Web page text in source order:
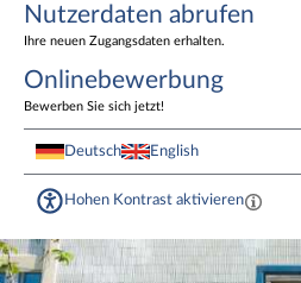
Nutzerdaten abrufen
Ihre neuen Zugangsdaten erhalten.
Onlinebewerbung
Bewerben Sie sich jetzt!
Deutsch English
Hohen Kontrast aktivieren